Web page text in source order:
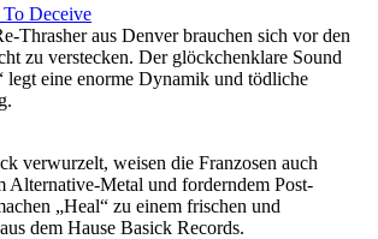
Deceive
Thrasher aus Denver brauchen sich vor den
zu verstecken. Der glöckchenklare Sound
legt eine enorme Dynamik und tödliche
verwurzelt, weisen die Franzosen auch
Alternative-Metal und forderndem Post-
„Heal“ zu einem frischen und
dem Hause Basick Records.